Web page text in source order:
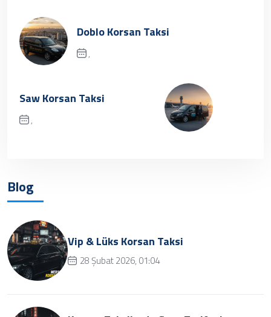
Doblo Korsan Taksi
,
Saw Korsan Taksi
,
Blog
Vip & Lüks Korsan Taksi
28 Şubat 2026, 01:04